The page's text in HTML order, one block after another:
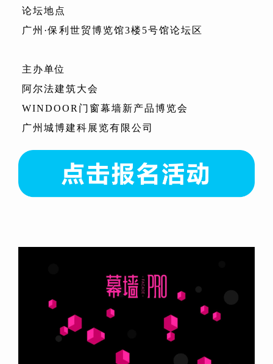
论坛地点
广州·保利世贸博览馆3楼5号馆论坛区
主办单位
阿尔法建筑大会
WINDOOR门窗幕墙新产品博览会
广州城博建科展览有限公司